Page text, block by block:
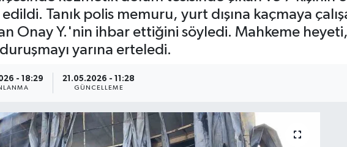
Tanık polis memuru, yurt dışına kaçmaya
Onay Y.'nin ihbar ettiğini söyledi. Mahkeme
yarına erteledi.
- 18:29 21.05.2026 - 11:28
GÜNCELLEME